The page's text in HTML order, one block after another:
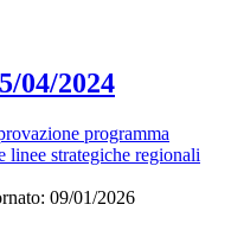
04/2024
programma
linee strategiche regionali
09/01/2026